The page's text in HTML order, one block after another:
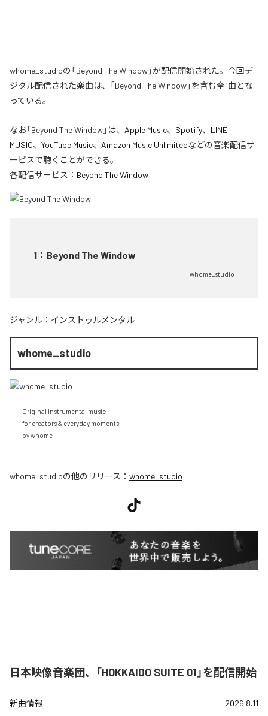
whome_studioの「Beyond The Window」が配信開始された。今回デ
ジタル配信された楽曲は、「Beyond The Window」を含む全1曲とな
っている。
なお「Beyond The Window」は、 Apple Music、 Spotify、 LINE
MUSIC、 YouTube Music、 Amazon Music Unlimitedなどの音楽配信サ
ービスで聴くことができる。
各配信サービス： Beyond The Window
1 ： Beyond The Window
whome_studio
ジャンル： インストゥルメンタル
whome_studio
Original instrumental music
for creators & everyday moments
by whome
whome_studioの他のリリース： whome_studio
日本映像音楽団、「HOKKAIDO SUITE 01」を配信開始
新曲情報 2026.8.11